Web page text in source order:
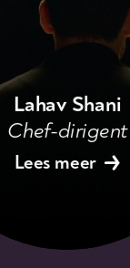
Lahav Shani
Chef-dirigent
Lees meer